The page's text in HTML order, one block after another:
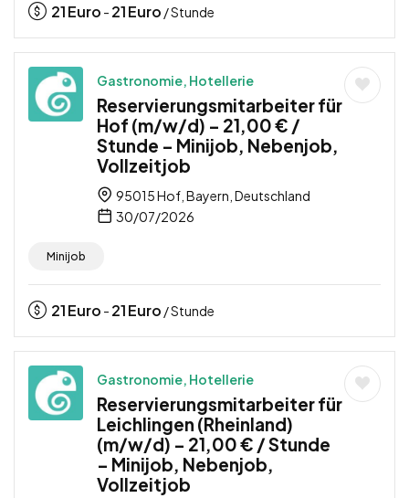
21Euro - 21Euro / Stunde
Gastronomie, Hotellerie
Reservierungsmitarbeiter für
Hof (m/w/d) – 21,00 € /
Stunde – Minijob, Nebenjob,
Vollzeitjob
95015 Hof, Bayern, Deutschland
30/07/2026
Minijob
21Euro - 21Euro / Stunde
Gastronomie, Hotellerie
Reservierungsmitarbeiter für
Leichlingen (Rheinland)
(m/w/d) – 21,00 € / Stunde
– Minijob, Nebenjob,
Vollzeitjob